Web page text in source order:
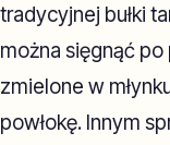
tradycyjnej bułki
można sięgnąć po
zmielone w
powłokę. Innym